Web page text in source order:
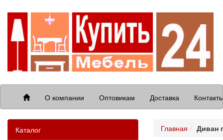
О компании Оптовикам Доставка
Каталог Главная Диван